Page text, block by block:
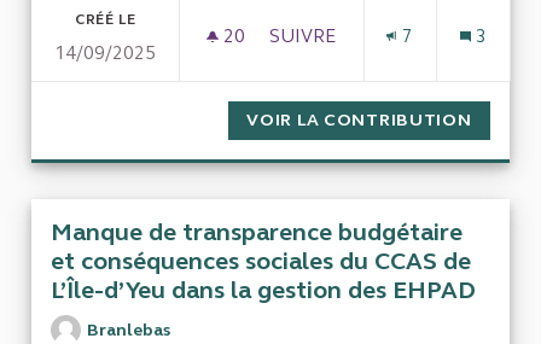
CRÉÉ LE
14/09/2025
20 20 ABONNÉS
SUIVRE
7 3
VOIR LA CONTRIBUTION
Manque de transparence budgétaire
et conséquences sociales du CCAS de
L’Île-d’Yeu dans la gestion des EHPAD
Branlebas